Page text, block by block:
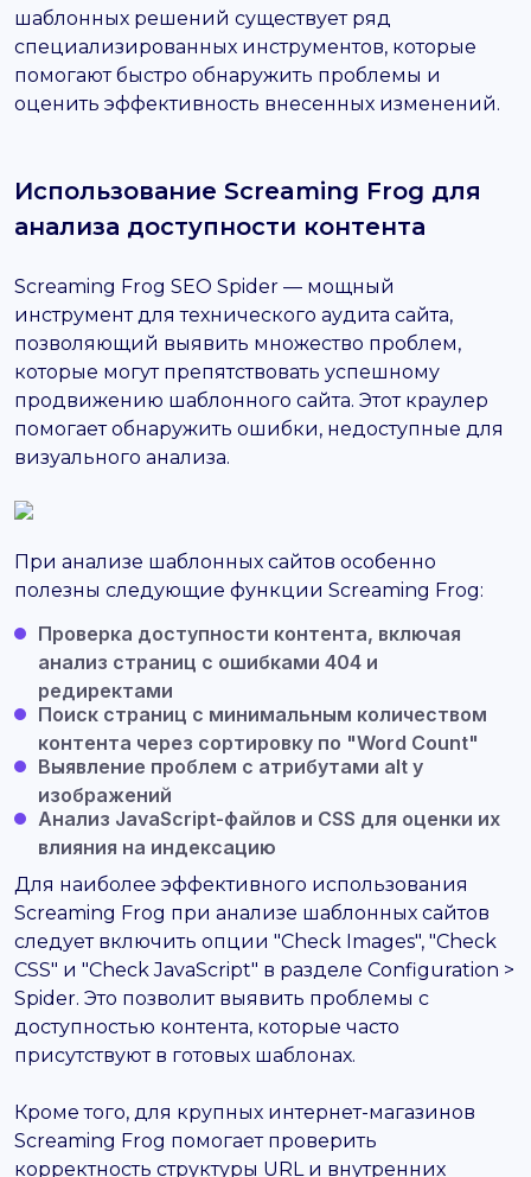
шаблонных решений существует ряд
специализированных инструментов, которые
помогают быстро обнаружить проблемы и
оценить эффективность внесенных изменений.
Использование Screaming Frog для
анализа доступности контента
Screaming Frog SEO Spider — мощный
инструмент для технического аудита сайта,
позволяющий выявить множество проблем,
которые могут препятствовать успешному
продвижению шаблонного сайта. Этот краулер
помогает обнаружить ошибки, недоступные для
визуального анализа.
При анализе шаблонных сайтов особенно
полезны следующие функции Screaming Frog:
Проверка доступности контента, включая
анализ страниц с ошибками 404 и
редиректами
Поиск страниц с минимальным количеством
контента через сортировку по "Word Count"
Выявление проблем с атрибутами alt у
изображений
Анализ JavaScript-файлов и CSS для оценки их
влияния на индексацию
Для наиболее эффективного использования
Screaming Frog при анализе шаблонных сайтов
следует включить опции "Check Images", "Check
CSS" и "Check JavaScript" в разделе Configuration >
Spider. Это позволит выявить проблемы с
доступностью контента, которые часто
присутствуют в готовых шаблонах.
Кроме того, для крупных интернет-магазинов
Screaming Frog помогает проверить
корректность структуры URL и внутренних